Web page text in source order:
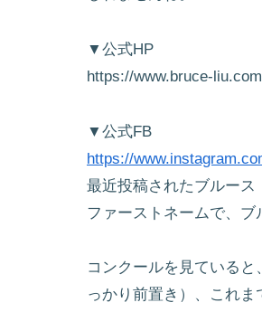
▼公式HP
https://www.bruce-
▼公式FB
https://
最近投稿されたブルース
ファーストネームで、ブ
コンクールを見ている
っかり前置き）、これ